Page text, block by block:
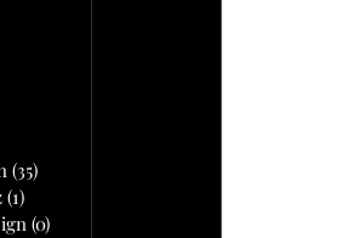
(35)
(1)
(0)